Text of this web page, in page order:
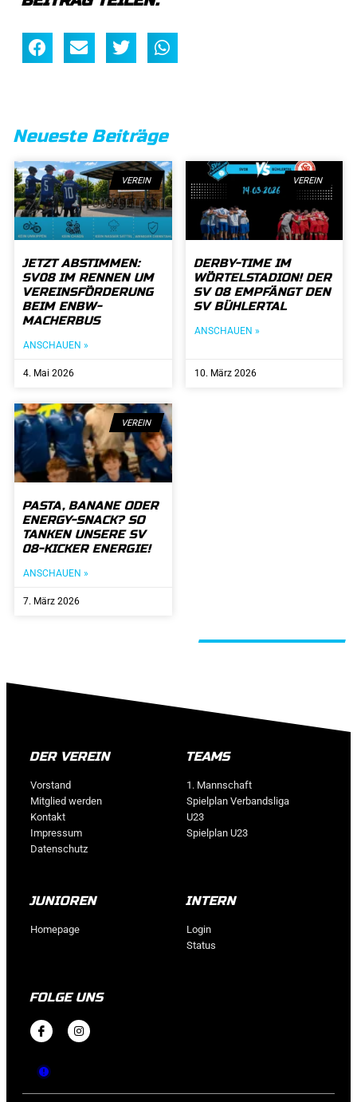
Neueste Beiträge
VEREIN
JETZT ABSTIMMEN:
SV08 IM RENNEN UM
VEREINSFÖRDERUNG
BEIM ENBW-
MACHERBUS
ANSCHAUEN »
4. Mai 2026
VEREIN
DERBY-TIME IM
WÖRTELSTADION! DER
SV 08 EMPFÄNGT DEN
SV BÜHLERTAL
ANSCHAUEN »
10. März 2026
VEREIN
PASTA, BANANE ODER
ENERGY-SNACK? SO
TANKEN UNSERE SV
08-KICKER ENERGIE!
ANSCHAUEN »
7. März 2026
DER VEREIN
Vorstand
Mitglied werden
Kontakt
Impressum
Datenschutz
TEAMS
1. Mannschaft
Spielplan Verbandsliga
U23
Spielplan U23
JUNIOREN
Homepage
INTERN
Login
Status
FOLGE UNS